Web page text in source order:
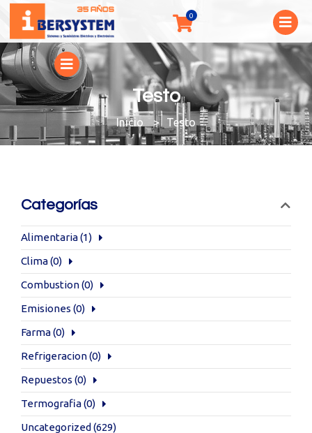
Testo
You are here: Testo
Categorías
Alimentaria(1)
Clima(0)
Combustion(0)
Emisiones (0)
Farma(0)
Refrigeracion(0)
Repuestos (0)
Termografia(0)
Uncategorized (629)